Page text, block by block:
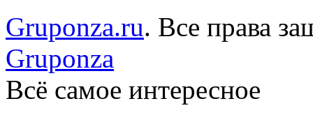
Gruponza.ru. Все права
Gruponza
Всё самое интересное